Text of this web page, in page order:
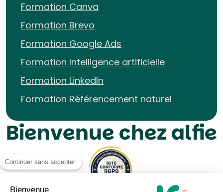
Formation Canva
Formation Brevo
Formation Google Ads
Formation Intelligence artificielle
Formation LinkedIn
Formation Référencement naturel
Bienvenue chez alfie
Continuer sans accepter
Bienvenue